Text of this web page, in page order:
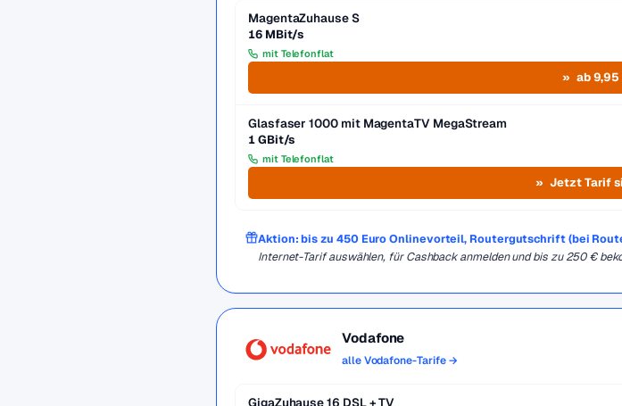
MagentaZuhause S
16 MBit/s
mit Telefonflat
ab
Glasfaser 1000 mit MagentaTV MegaStream
1 GBit/s
mit Telefonflat
Jetzt Tarif
Aktion: bis zu 450 Euro Onlinevorteil, Routergutschrift (bei
Internet-Tarif auswählen, für Cashback anmelden und bis zu 250 €
Vodafone
alle Vodafone-Tarife →
GigaZuhause 16 DSL + TV